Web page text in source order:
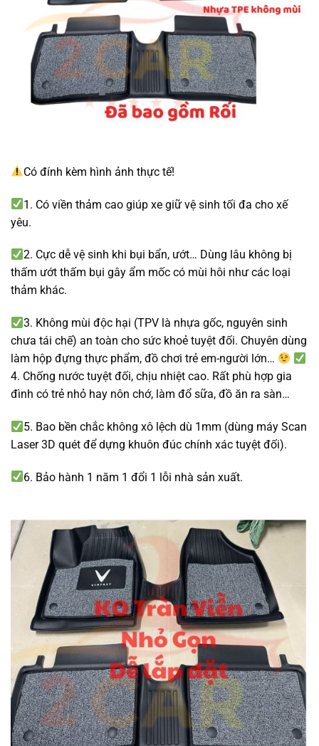
Có đính kèm hình ảnh thực tế!
1. Có viền thảm cao giúp xe giữ vệ sinh tối đa cho xế
yêu.
2. Cực dễ vệ sinh khi bụi bẩn, ướt… Dùng lâu không bị
thấm ướt thấm bụi gây ẩm mốc có mùi hôi như các loại
thảm khác.
3. Không mùi độc hại (TPV là nhựa gốc, nguyên sinh
chưa tái chế) an toàn cho sức khoẻ tuyệt đối. Chuyên dùng
làm hộp đựng thực phẩm, đồ chơi trẻ em-người lớn…
4. Chống nước tuyệt đối, chịu nhiệt cao. Rất phù hợp gia
đình có trẻ nhỏ hay nôn chớ, làm đổ sữa, đồ ăn ra sàn…
5. Bao bền chắc không xô lệch dù 1mm (dùng máy Scan
Laser 3D quét để dựng khuôn đúc chính xác tuyệt đối).
6. Bảo hành 1 năm 1 đổi 1 lỗi nhà sản xuất.